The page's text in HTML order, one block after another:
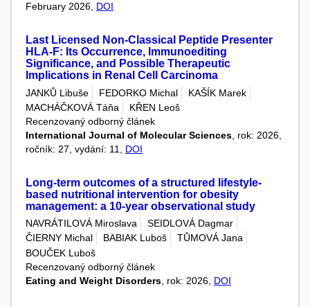
February 2026, DOI
Last Licensed Non-Classical Peptide Presenter
HLA-F: Its Occurrence, Immunoediting
Significance, and Possible Therapeutic
Implications in Renal Cell Carcinoma
JANKŮ Libuše FEDORKO Michal
KAŠÍK Marek
MACHÁČKOVÁ Táňa
KŘEN Leoš
Recenzovaný odborný článek
International Journal of Molecular Sciences , rok: 2026,
ročník: 27, vydání: 11, DOI
Long-term outcomes of a structured lifestyle-
based nutritional intervention for obesity
management: a 10-year observational study
NAVRÁTILOVÁ Miroslava
SEIDLOVÁ Dagmar
ČIERNY Michal
BABIAK Luboš
TŮMOVÁ Jana
BOUČEK Luboš
Recenzovaný odborný článek
Eating and Weight Disorders , rok: 2026, DOI